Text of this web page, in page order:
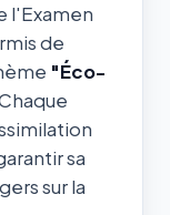
l'Examen
de
"Éco-
sa
sur la